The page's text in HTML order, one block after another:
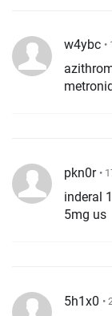
w4ybc •
pkn0r •
inderal
5mg us
5h1x0 •